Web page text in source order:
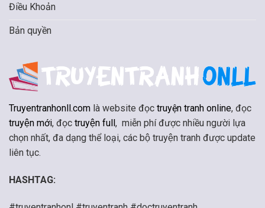
Điều Khoản
Bản quyền
Truyentranhonll.com là website đọc truyện tranh online, đọc
truyện mới, đọc truyện full, miễn phí được nhiều người lựa
chọn nhất, đa dạng thể loại, các bộ truyện tranh được update
liên tục.
HASHTAG: